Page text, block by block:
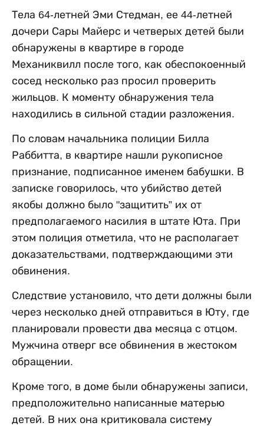
Тела 64-летней Эми Стедман, ее 44-летней
дочери Сары Майерс и четверых детей были
обнаружены в квартире в городе
Механиквилл после того, как обеспокоенный
сосед несколько раз просил проверить
жильцов. К моменту обнаружения тела
находились в сильной стадии разложения.
По словам начальника полиции Билла
Раббитта, в квартире нашли рукописное
признание, подписанное именем бабушки. В
записке говорилось, что убийство детей
якобы должно было "защитить” их от
предполагаемого насилия в штате Юта. При
этом полиция отметила, что не располагает
доказательствами, подтверждающими эти
обвинения.
Следствие установило, что дети должны были
через несколько дней отправиться в Юту, где
планировали провести два месяца с отцом.
Мужчина отверг все обвинения в жестоком
обращении.
Кроме того, в доме были обнаружены записи,
предположительно написанные матерью
детей. В них она критиковала систему